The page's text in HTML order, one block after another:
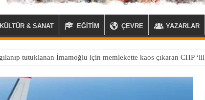
KÜLTÜR & SANAT EĞİTİM ÇEVRE YAZARLAR